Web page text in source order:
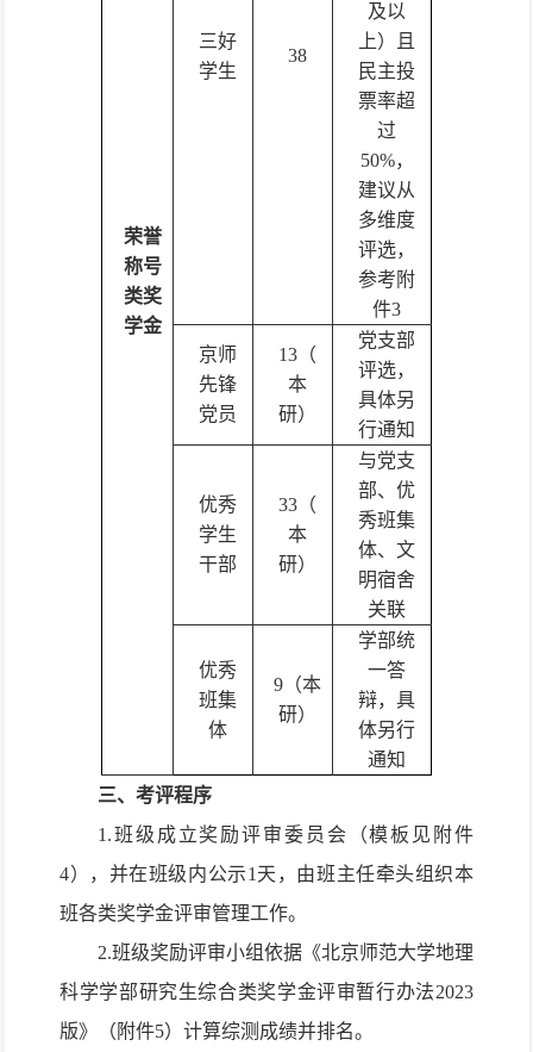
荣誉
称号
类奖
学金
三好
学生
38
及以
上）且
民主投
票率超
过
50%，
建议从
多维度
评选，
参考附
件3
京师
先锋
党员
13（
本
研）
党支部
评选，
具体另
行通知
优秀
学生
干部
33（
本
研）
与党支
部、优
秀班集
体、文
明宿舍
关联
优秀
班集
体
9（本
研）
学部统
一答
辩，具
体另行
通知
三、考评程序
1.班级成立奖励评审委员会（模板见附件
4）
，并在班级内公示1天，由班主任牵头组织本
班各类奖学金评审管理工作。
2.班级奖励评审小组依据《北京师范大学地理
科学学部研究生综合类奖学金评审暂行办法2023
版》（附件5）计算综测成绩并排名。